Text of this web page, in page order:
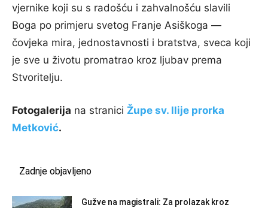
vjernike koji su s radošću i zahvalnošću slavili
Boga po primjeru svetog Franje Asiškoga —
čovjeka mira, jednostavnosti i bratstva, sveca koji
je sve u životu promatrao kroz ljubav prema
Stvoritelju.
Fotogalerija na stranici Župe sv. llije prorka
Metković.
Zadnje objavljeno
Gužve na magistrali: Za prolazak kroz